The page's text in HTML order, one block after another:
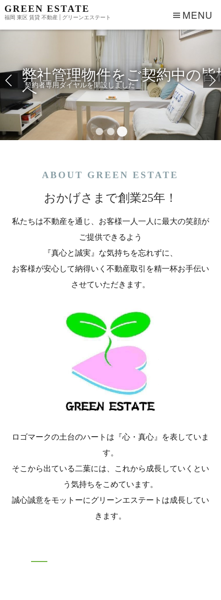
GREEN ESTATE
福岡 東区 賃貸 不動産 | グリーンエステート MENU
弊社管理物件をご契約中の皆
へ
契約者専用ダイヤルを開設しました
ABOUT GREEN ESTATE
おかげさまで創業25年！
私たちは不動産を通じ、お客様一人一人に最大の笑顔が
ご提供できるよう
『真心と誠実』な気持ちを忘れずに、
お客様が安心して納得いく不動産取引を精一杯お手伝い
させていただきます。
ロゴマークの土台のハートは『心・真心』を表していま
す。
そこから出ている二葉には、これから成長していくとい
う気持ちをこめています。
誠心誠意をモットーにグリーンエステートは成長してい
きます。